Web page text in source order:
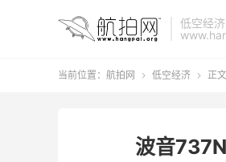
低空经济
当前位置： 航拍网  低空经济  正文
波音